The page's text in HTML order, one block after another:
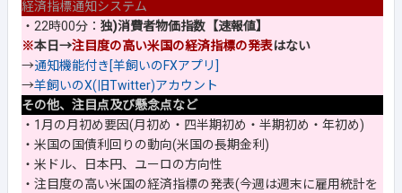
経済指標通知システム
・22時00分： 独)消費者物価指数【速報値】
※本日→注目度の高い米国の経済指標の発表はない
→通知機能付き[羊飼いのFXアプリ]
→羊飼いのX(旧Twitter)アカウント
その他、注目点及び懸念点など
・1月の月初め要因(月初め・四半期初め・半期初め・年初め)
・米国の国債利回りの動向(米国の長期金利)
・米ドル、日本円、ユーロの方向性
・注目度の高い米国の経済指標の発表(今週は週末に雇用統計を